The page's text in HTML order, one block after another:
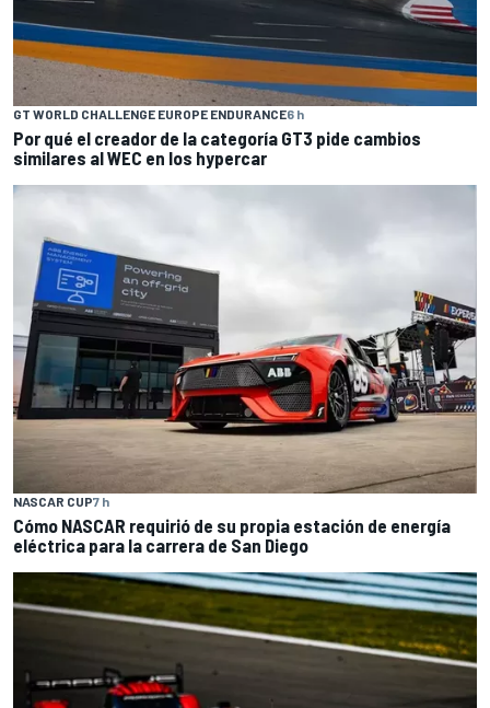
GT WORLD CHALLENGE EUROPE ENDURANCE6 h
Por qué el creador de la categoría GT3 pide cambios
similares al WEC en los hypercar
NASCAR CUP7 h
Cómo NASCAR requirió de su propia estación de energía
eléctrica para la carrera de San Diego